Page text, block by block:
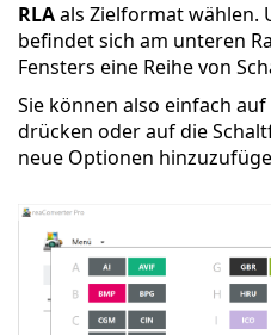
RLAals Zielformat wählen.
befindet sich am unteren
Fensters eine Reihe von
Sie können also einfach
drücken oder auf die
neue Optionen